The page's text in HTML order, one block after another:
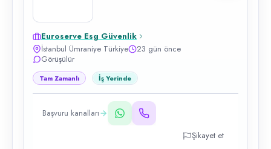
Euroserve Esg Güvenlik
İstanbul Ümraniye Türkiye
23 gün önce
Görüşülür
Tam Zamanlı İş Yerinde
Başvuru kanalları
Şikayet et